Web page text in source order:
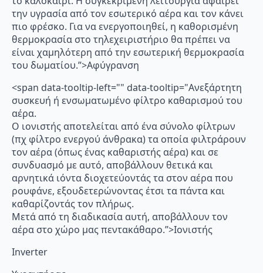
την υγρασία από τον εσωτερικό αέρα και τον κάνει
πιο φρέσκο. Για να ενεργοποιηθεί, η καθορισμένη
θερμοκρασία στο τηλεχειριστήριο θα πρέπει να
είναι χαμηλότερη από την εσωτερική θερμοκρασία
του δωματίου.”>Αφύγρανση
<span data-tooltip-left="" data-tooltip="Ανεξάρτητη
συσκευή ή ενσωματωμένο φίλτρο καθαρισμού του
αέρα.
Ο ιονιστής αποτελείται από ένα σύνολο φίλτρων
(πχ φίλτρο ενεργού άνθρακα) τα οποία φιλτράρουν
τον αέρα (όπως ένας καθαριστής αέρα) και σε
συνδυασμό με αυτό, αποβάλλουν θετικά και
αρνητικά ιόντα διοχετεύοντάς τα στον αέρα που
ρουφάνε, εξουδετερώνοντας έτσι τα πάντα και
καθαρίζοντάς τον πλήρως.
Μετά από τη διαδικασία αυτή, αποβάλλουν τον
αέρα στο χώρο μας πεντακάθαρο.”>Ιονιστής
Inverter